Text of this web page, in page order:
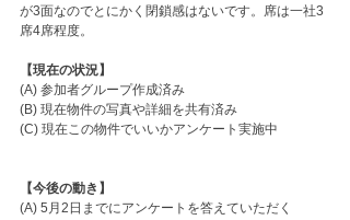
が3面なのでとにかく閉鎖感はないです。席は一社3
席4席程度。
【現在の状況】
(A) 参加者グループ作成済み
(B) 現在物件の写真や詳細を共有済み
(C) 現在この物件でいいかアンケート実施中
【今後の動き】
(A) 5月2日までにアンケートを答えていただく